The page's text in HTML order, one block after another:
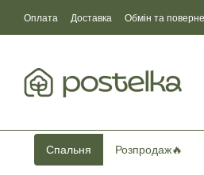
Оплата Доставка Обмін та
Угода користувача
Договір
Спальня Розпродаж🔥